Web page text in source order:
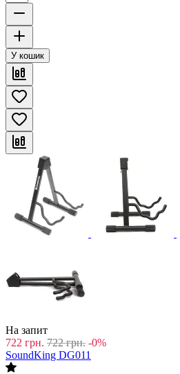
У кошик
На запит
722 грн. 722 грн. -0%
SoundKing DG011